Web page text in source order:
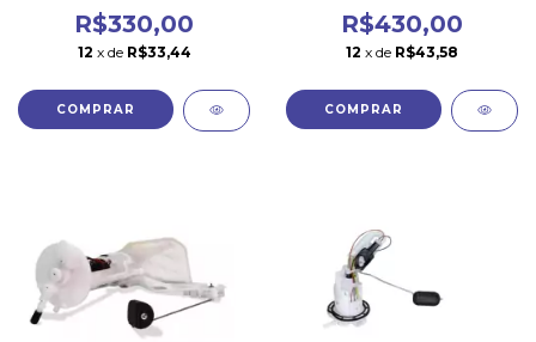
R$330,00
12 x de R$33,44
R$430,00
12 x de R$43,58